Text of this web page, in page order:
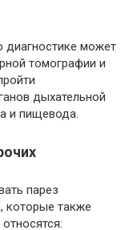
диагностике может
томографии и
дыхательной
и пищевода.
парез
которые также